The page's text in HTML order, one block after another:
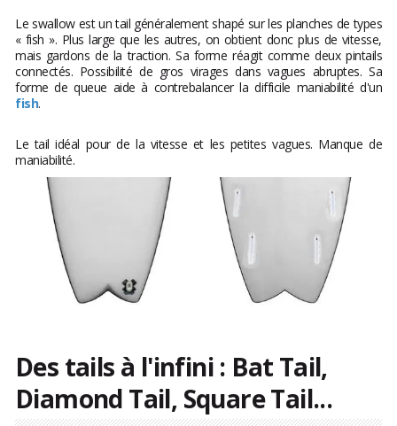
Le swallow est un tail généralement shapé sur les planches de types
« fish ». Plus large que les autres, on obtient donc plus de vitesse,
mais gardons de la traction. Sa forme réagit comme deux pintails
connectés. Possibilité de gros virages dans vagues abruptes. Sa
forme de queue aide à contrebalancer la difficile maniabilité d'un
fish.
Le tail idéal pour de la vitesse et les petites vagues. Manque de
maniabilité.
Des tails à l'infini : Bat Tail,
Diamond Tail, Square Tail...